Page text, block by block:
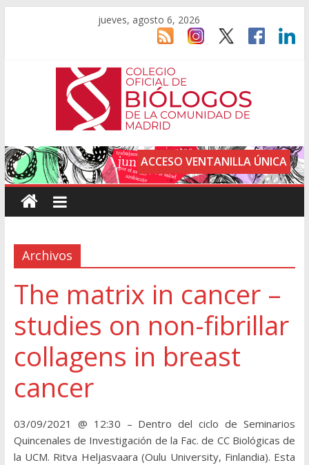
jueves, agosto 6, 2026
ACCESO VENTANILLA ÚNICA
Archivos
The matrix in cancer –
studies on non-fibrillar
collagens in breast
cancer
03/09/2021 @ 12:30 – Dentro del ciclo de Seminarios
Quincenales de Investigación de la Fac. de CC Biológicas de
la UCM. Ritva Heljasvaara (Oulu University, Finlandia). Esta